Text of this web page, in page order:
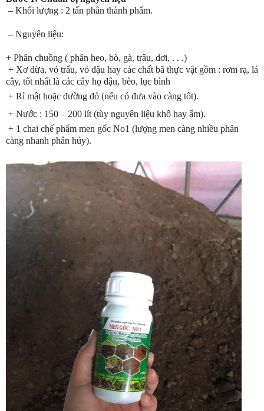
– Khối lượng : 2 tấn phân thành phẩm.
– Nguyên liệu:
+ Phân chuồng ( phân heo, bò, gà, trâu, dơi, . . .)
+ Xơ dừa, vỏ trấu, vỏ đậu hay các chất bã thực vật gồm : rơm rạ, lá
cây, tốt nhất là các cây họ đậu, bèo, lục bình
+ Rỉ mật hoặc đường đỏ (nếu có đưa vào càng tốt).
+ Nước : 150 – 200 lít (tùy nguyên liệu khô hay ẩm).
+ 1 chai chế phẩm men gốc No1 (lượng men càng nhiều phân
càng nhanh phân hủy).